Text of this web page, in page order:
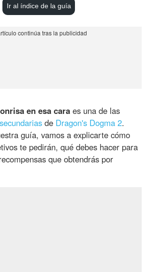
Ir al índice de la guía
en esa cara es una de las
de Dragon's Dogma 2.
guía, vamos a explicarte cómo
te pedirán, qué debes hacer para
que obtendrás por